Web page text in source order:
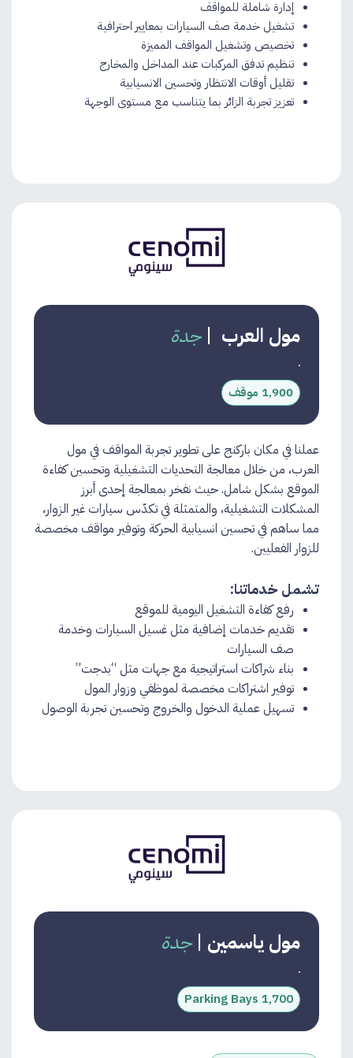
إدارة شاملة للمواقف
تشغيل خدمة صف السيارات بمعايير احترافية​
تخصيص وتشغيل المواقف المميزة
تنظيم تدفق المركبات عند المداخل والمخارج
تقليل أوقات الانتظار وتحسين الانسيابية
تعزيز تجربة الزائر بما يتناسب مع مستوى الوجهة
مول العرب | جدة
1,900 موقف
عملنا في مكان باركنج على تطوير تجربة المواقف في مول
العرب، من خلال معالجة التحديات التشغيلية وتحسين كفاءة
الموقع بشكل شامل. حيث نفخر بمعالجة إحدى أبرز
المشكلات التشغيلية، والمتمثلة في تكدّس سيارات غير الزوار،
مما ساهم في تحسين انسيابية الحركة وتوفير مواقف مخصصة
للزوار الفعليين.
تشمل خدماتنا:
رفع كفاءة التشغيل اليومية للموقع​
تقديم خدمات إضافية مثل غسيل السيارات وخدمة
صف السيارات
بناء شراكات استراتيجية مع جهات مثل “بدجت”​
توفير اشتراكات مخصصة لموظفي وزوار المول
تسهيل عملية الدخول والخروج وتحسين تجربة الوصول
مول ياسمين | جدة
1,700 Parking Bays